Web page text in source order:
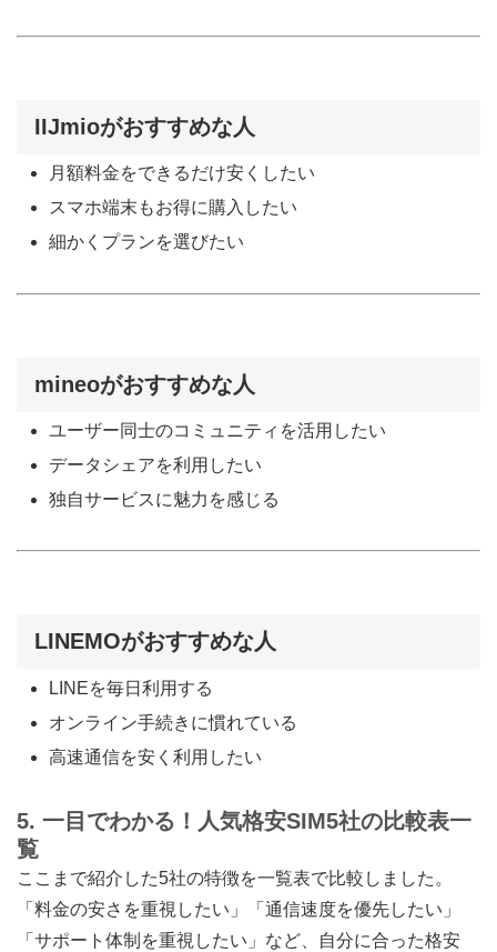
IIJmioがおすすめな人
月額料金をできるだけ安くしたい
スマホ端末もお得に購入したい
細かくプランを選びたい
mineoがおすすめな人
ユーザー同士のコミュニティを活用したい
データシェアを利用したい
独自サービスに魅力を感じる
LINEMOがおすすめな人
LINEを毎日利用する
オンライン手続きに慣れている
高速通信を安く利用したい
5. 一目でわかる！人気格安SIM5社の比較表一
覧
ここまで紹介した5社の特徴を一覧表で比較しました。
「料金の安さを重視したい」「通信速度を優先したい」
「サポート体制を重視したい」など、自分に合った格安